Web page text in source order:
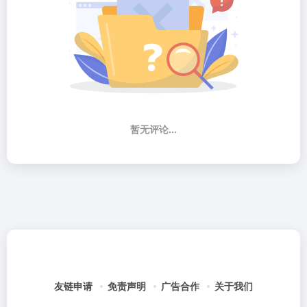
暂无评论...
友链申请 免责声明 广告合作 关于我们